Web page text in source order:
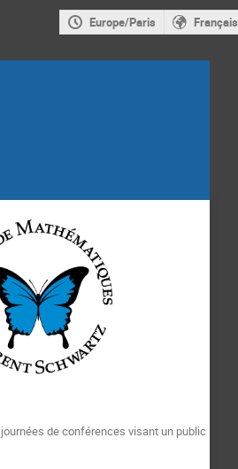
Europe/Paris Français
de conférences visant un public